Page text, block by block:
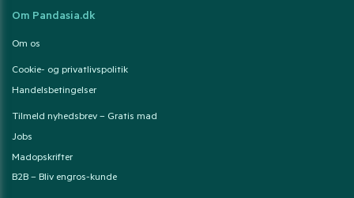
Om Pandasia.dk
Om os
Cookie- og privatlivspolitik
Handelsbetingelser
Tilmeld nyhedsbrev – Gratis mad
Jobs
Madopskrifter
B2B – Bliv engros-kunde